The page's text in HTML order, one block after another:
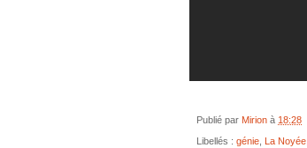
Publié par Mirion à 18:28
Libellés : génie La Noyée